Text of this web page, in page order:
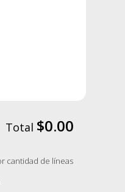
Total $0.00
cantidad de líneas